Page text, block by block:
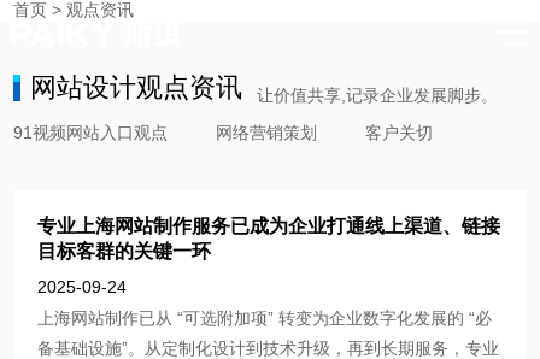
时刻与您分享91视频网站入口的点滴
首页 >观点资讯
网站设计观点资讯
让价值共享,记录企业发展脚步。
91视频网站入口观点
网络营销策划 客户关切
专业上海网站制作服务已成为企业打通线上渠道、链接
目标客群的关键一环
2025-09-24
上海网站制作已从 “可选附加项” 转变为企业数字化发展的 “必
备基础设施”。从定制化设计到技术升级，再到长期服务，专业